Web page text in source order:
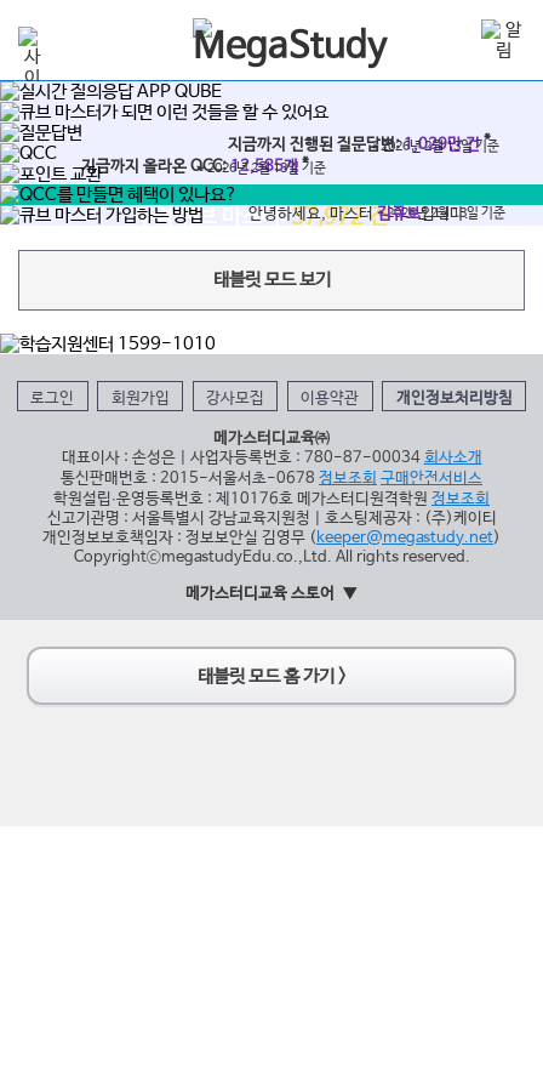
지금까지 진행된 질문답변:1,029만 건 *
* 2026년 2월 13일 기준
지금까지 올라온 QCC:12,585개 *
* 2026년 2월 13일 기준
누적 큐브 마스터:37,972 건 *
* 2026년 2월 13일 기준
안녕하세요, 마스터김큐브입니다.
태블릿 모드 보기
로그인 회원가입 강사모집 이용약관 개인정보처리방침
메가스터디교육㈜
대표이사 : 손성은 | 사업자등록번호 : 780-87-00034 회사소개
통신판매번호 : 2015-서울서초-0678 정보조회 구매안전서비스
학원설립∙운영등록번호 : 제10176호 메가스터디원격학원 정보조회
신고기관명 : 서울특별시 강남교육지원청 | 호스팅제공자 : (주)케이티
개인정보보호책임자 : 정보보안실 김영무 (keeper@megastudy.net)
CopyrightⓒmegastudyEdu.co.,Ltd. All rights reserved.
메가스터디교육 스토어
태블릿 모드 홈 가기 >